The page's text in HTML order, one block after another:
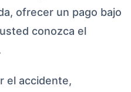
ofrecer un pago bajo
conozca el
el accidente,